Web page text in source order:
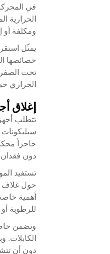
الحرارية
ومكلفة أو
خصائصها
تحت الصفر
الحراري
إغلاق
تتطلب
حاجزاً
دون فقدان
تستفيد
حول غلاف
أهمية
للرطوبة
الكابلات.
دون أن